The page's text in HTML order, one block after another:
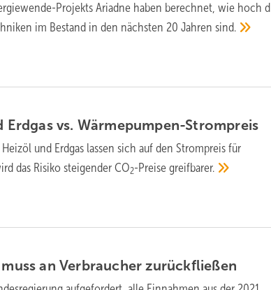
Projekts Ariadne haben berechnet, wie hoch
im Bestand in den nächsten 20 Jahrensind.
vs. Wärmepumpen-Strompreis
und Erdgas lassen sich auf den Strompreis für
das Risiko steigender CO2-Preisegreifbarer.
an Verbraucherzurückfließen